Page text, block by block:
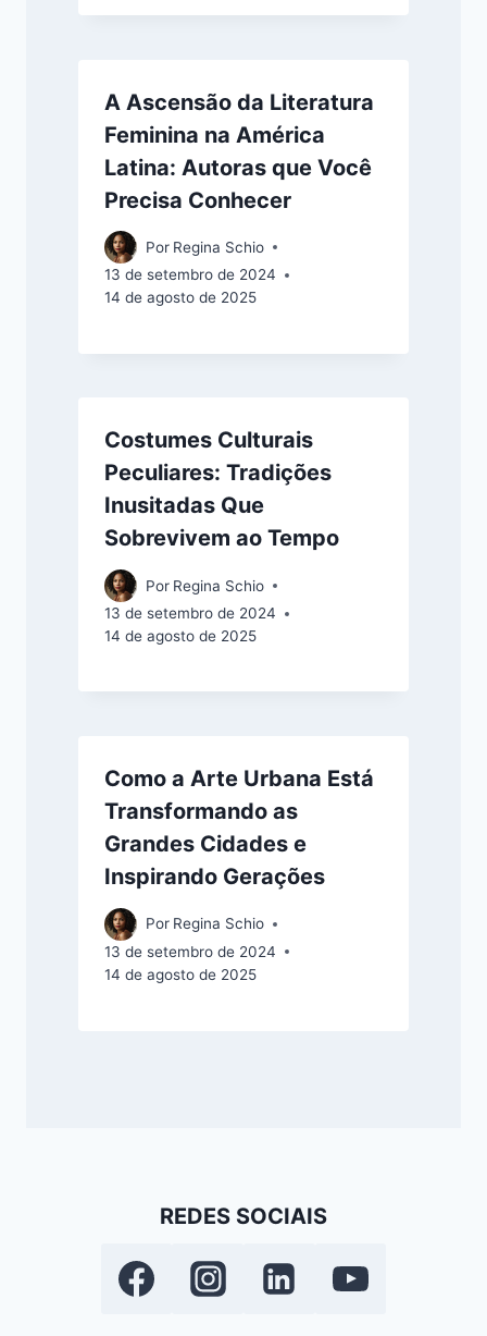
A Ascensão da Literatura
Feminina na América
Latina: Autoras que Você
Precisa Conhecer
Por Regina Schio
13 de setembro de 2024
14 de agosto de 2025
Costumes Culturais
Peculiares: Tradições
Inusitadas Que
Sobrevivem ao Tempo
Por Regina Schio
13 de setembro de 2024
14 de agosto de 2025
Como a Arte Urbana Está
Transformando as
Grandes Cidades e
Inspirando Gerações
Por Regina Schio
13 de setembro de 2024
14 de agosto de 2025
REDES SOCIAIS